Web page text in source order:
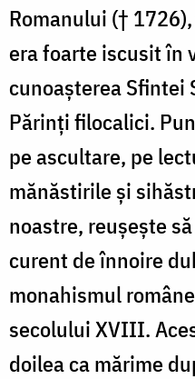
Romanului (†
era foarte iscusit în
cunoaşterea
Părinţi filocalici.
pe ascultare, pe
mănăstirile şi
noastre, reuşeşte
curent de înnoire
monahismul
secolului XVIII.
doilea ca mărime